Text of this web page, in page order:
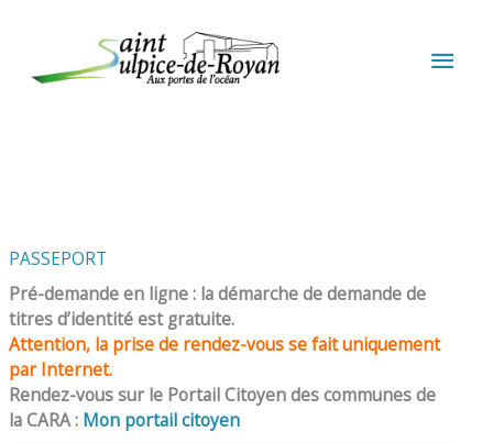
PASSEPORT
Pré-demande en ligne : la démarche de demande de
titres d’identité est gratuite.
Attention, la prise de rendez-vous se fait uniquement
par Internet.
Rendez-vous sur le Portail Citoyen des communes de
la CARA : Mon portail citoyen